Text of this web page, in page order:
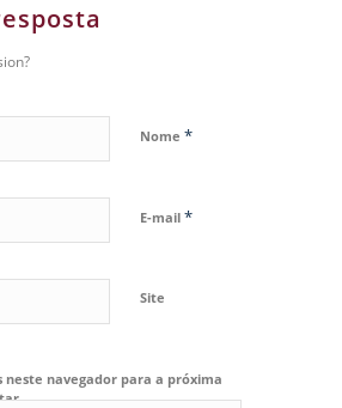
Nome *
E-mail *
Site
neste navegador para a próxima